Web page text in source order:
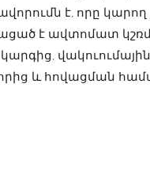
է, որը կարող
է ավտոմատ
և հովացման